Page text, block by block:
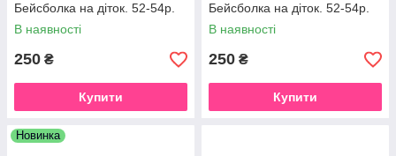
Бейсболка на діток. 52-54р.
В наявності
250 ₴
Купити
Бейсболка на діток. 52-54р.
В наявності
250 ₴
Купити
Новинка